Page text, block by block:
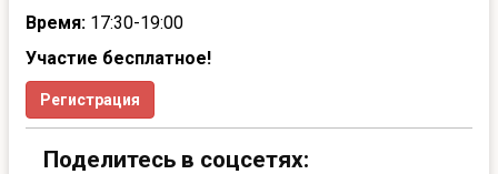
Время: 17:30-19:00
Участие бесплатное!
Регистрация
Поделитесь в соцсетях: